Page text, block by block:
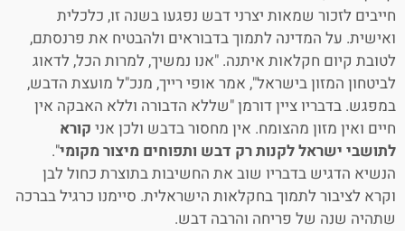
חייבים לזכור שמאות יצרני דבש נפגעו בשנה זו, כלכלית
ואישית. על המדינה לתמוך בדבוראים ולהבטיח את פרנסתם,
לטובת קיום חקלאות איתנה. "אנו נמשיך, למרות הכל, לדאוג
לביטחון המזון בישראל", אמר אופי רייך, מנכ"ל מועצת הדבש,
במפגש. בדבריו ציין דורמן "שללא הדבורה וללא האבקה אין
חיים ואין מזון מהצומח. אין מחסור בדבש ולכן אני קורא
לתושבי ישראל לקנות רק דבש ותפוחים מיצור מקומי".
הנשיא הדגיש בדבריו שוב את החשיבות בתוצרת כחול לבן
וקרא לציבור לתמוך בחקלאות הישראלית. סיימנו כרגיל בברכה
שתהיה שנה של פריחה והרבה דבש.